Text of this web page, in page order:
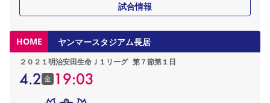
試合情報
HOME ヤンマースタジアム長居
２０２１明治安田生命Ｊ１リーグ 第７節第１日
4.2 金 19:03